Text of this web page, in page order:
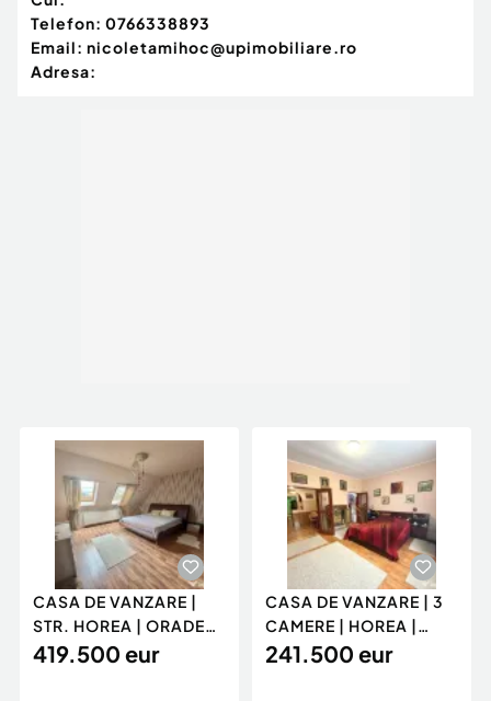
Telefon: 0766338893
Email: nicoletamihoc@upimobiliare.ro
Adresa:
CASA DE VANZARE |
STR. HOREA | ORADEA
| BIHOR
419.500 eur
CASA DE VANZARE | 3
CAMERE | HOREA |
ORADEA
241.500 eur